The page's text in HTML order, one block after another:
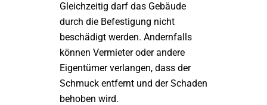
Gleichzeitig darf das Gebäude
durch die Befestigung nicht
beschädigt werden. Andernfalls
können Vermieter oder andere
Eigentümer verlangen, dass der
Schmuck entfernt und der Schaden
behoben wird.